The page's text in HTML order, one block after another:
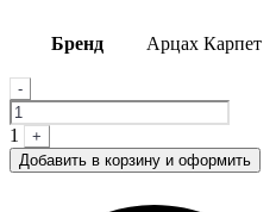
Бренд Арцах Карпет
Quantity
-
1
+
Добавить в корзину и оформить